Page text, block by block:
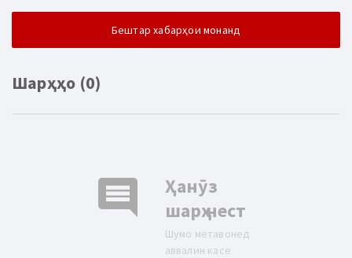
Бештар хабарҳои монанд
Шарҳҳо (0)
comment
Ҳанӯз
шарҳ нест
Шумо метавонед
аввалин касе